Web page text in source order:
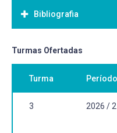
Bibliografia
Bibliografia Básica:
Turmas Ofertadas
Turma Período
3 2026 / 2